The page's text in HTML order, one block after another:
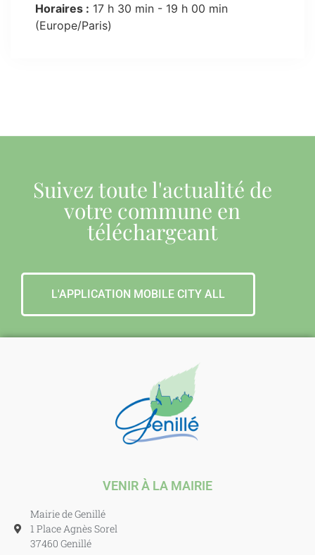
Horaires : 17 h 30 min - 19 h 00 min
(Europe/Paris)
Suivez toute l'actualité de
votre commune en
téléchargeant
L'APPLICATION MOBILE CITY ALL
VENIR À LA MAIRIE
Mairie de Genillé
1 Place Agnès Sorel
37460 Genillé